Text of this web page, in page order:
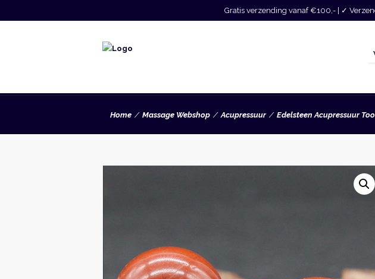
Gratis verzending vanaf €100,- | ✓
Home Massage Webshop Acupressuur Edelsteen Acupressuur